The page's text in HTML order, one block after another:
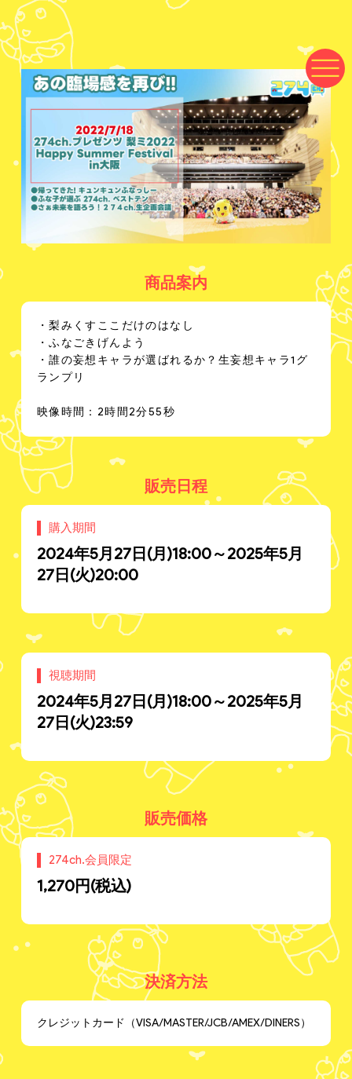
商品案内
・梨みくすここだけのはなし
・ふなごきげんよう
・誰の妄想キャラが選ばれるか？生妄想キャラ1グ
ランプリ
映像時間：2時間2分55秒
販売日程
購入期間
2024年5月27日(月)18:00～2025年5月
27日(火)20:00
視聴期間
2024年5月27日(月)18:00～2025年5月
27日(火)23:59
販売価格
274ch.会員限定
1,270円(税込)
決済方法
クレジットカード（VISA/MASTER/JCB/AMEX/DINERS）